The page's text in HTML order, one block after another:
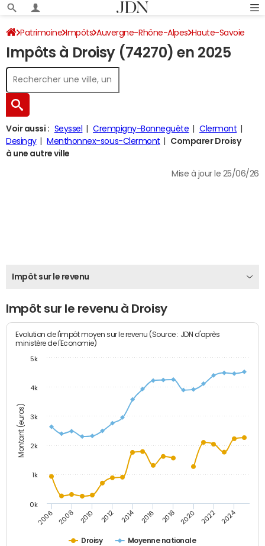
Patrimoine Impôts Auvergne-Rhône-Alpes Haute-Savoie
Droisy Impôt sur le revenu
Impôts à Droisy (74270) en 2025
Voir aussi : Seyssel Crempigny-Bonneguête
Clermont
Desingy
Menthonnex-sous-Clermont
Comparer Droisy
à une autre ville
Mise à jour le 25/06/26
Impôt sur le revenu
Impôt sur le revenu à Droisy
Montant (euros)
Evolution de l'impôt moyen sur le revenu (Source : JDN d'après
ministère de l'Economie)
Droisy Moyenne nationale
2006 2008 2010 2012 2014 2016 2018 2020 2022 2024
0k
1k
2k
3k
4k
5k